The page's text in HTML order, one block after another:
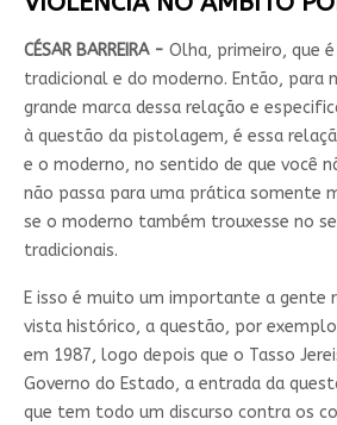
CÉSAR BARREIRA - Olha, primeiro, que
tradicional e do moderno. Então, para
grande marca dessa relação e
à questão da pistolagem, é essa
e o moderno, no sentido de que você
não passa para uma prática somente
se o moderno também trouxesse no
tradicionais.
E isso é muito um importante a gente
vista histórico, a questão, por
em 1987, logo depois que o Tasso
Governo do Estado, a entrada da
que tem todo um discurso contra os